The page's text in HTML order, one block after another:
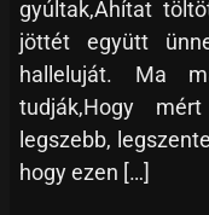
gyúltak,Áhítat
jöttét együtt
halleluját. Ma
tudják,Hogy
legszebb,
hogy ezen […]